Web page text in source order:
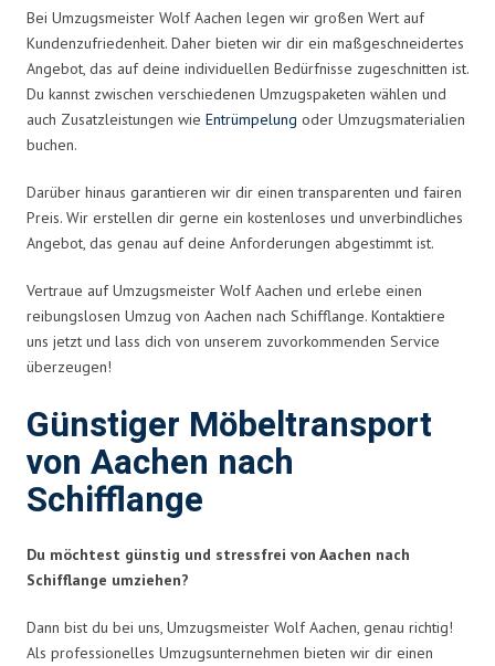
Bei Umzugsmeister Wolf Aachen legen wir großen Wert auf
Kundenzufriedenheit. Daher bieten wir dir ein maßgeschneidertes
Angebot, das auf deine individuellen Bedürfnisse zugeschnitten ist.
Du kannst zwischen verschiedenen Umzugspaketen wählen und
auch Zusatzleistungen wie Entrümpelung oder Umzugsmaterialien
buchen.
Darüber hinaus garantieren wir dir einen transparenten und fairen
Preis. Wir erstellen dir gerne ein kostenloses und unverbindliches
Angebot, das genau auf deine Anforderungen abgestimmt ist.
Vertraue auf Umzugsmeister Wolf Aachen und erlebe einen
reibungslosen Umzug von Aachen nach Schifflange. Kontaktiere
uns jetzt und lass dich von unserem zuvorkommenden Service
überzeugen!
Günstiger Möbeltransport
von Aachen nach
Schifflange
Du möchtest günstig und stressfrei von Aachen nach
Schifflange umziehen?
Dann bist du bei uns, Umzugsmeister Wolf Aachen, genau richtig!
Als professionelles Umzugsunternehmen bieten wir dir einen